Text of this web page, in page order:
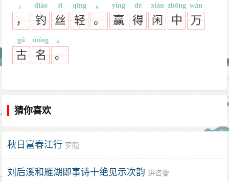
，
，
钓
diào
丝
sī
轻
qīng
。
。
赢
yíng
得
dé
闲
xián
中
zhōng
万
wàn
古
gǔ
名
míng
。
。
猜你喜欢
秋日富春江行 罗隐
刘后溪和雁湖即事诗十绝见示次韵 洪咨夔